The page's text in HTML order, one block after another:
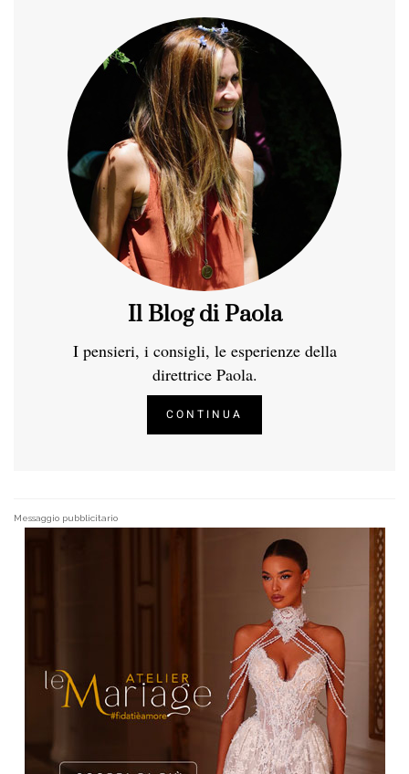
Il Blog di Paola
I pensieri, i consigli, le esperienze della
direttrice Paola.
CONTINUA
Messaggio pubblicitario